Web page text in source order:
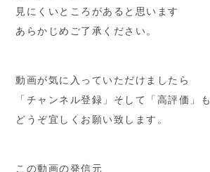
見にくいところがあると思います
あらかじめご了承ください。
動画が気に入っていただけましたら
「チャンネル登録」そして「高評価」も
どうぞ宜しくお願い致します。
この動画の発信元